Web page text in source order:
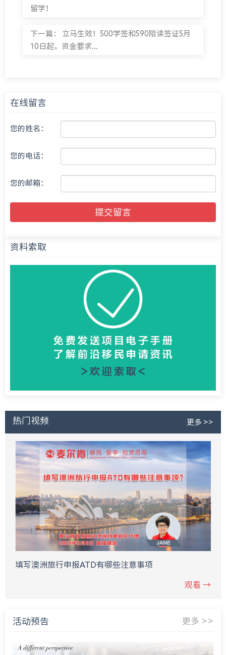
留学！
下一篇： 立马生效！500学签和590陪读签证5月
10日起，资金要求...
在线留言
您的姓名：
您的电话：
您的邮箱：
提交留言
资料索取
热门视频 更多 >>
填写澳洲旅行申报ATD有哪些注意事项
观看 →
活动预告 更多 >>